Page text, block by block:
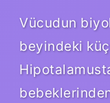
Vücudun
beyindeki